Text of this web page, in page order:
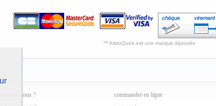
™ AstroQuick est une marque déposée
nous ?
commander en ligne